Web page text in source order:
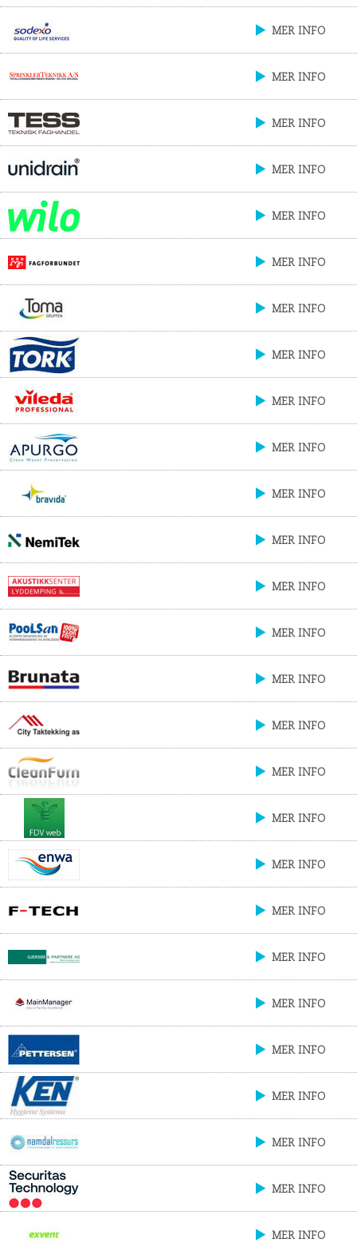
MER INFO
MER INFO
MER INFO
MER INFO
MER INFO
MER INFO
MER INFO
MER INFO
MER INFO
MER INFO
MER INFO
MER INFO
MER INFO
MER INFO
MER INFO
MER INFO
MER INFO
MER INFO
MER INFO
MER INFO
MER INFO
MER INFO
MER INFO
MER INFO
MER INFO
MER INFO
MER INFO